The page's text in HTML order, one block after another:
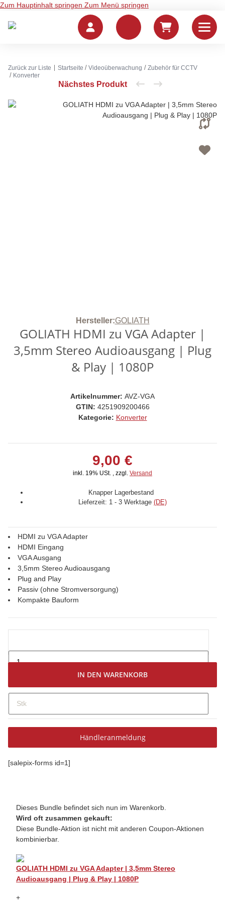
Zum Hauptinhalt springen Zum Menü springen
Zurück zur Liste Startseite Videoüberwachung
Zubehör für CCTV
Konverter
Hersteller:GOLIATH
GOLIATH HDMI zu VGA Adapter |
3,5mm Stereo Audioausgang | Plug
& Play | 1080P
Artikelnummer: AVZ-VGA
GTIN: 4251909200466
Kategorie: Konverter
9,00 €
inkl. 19% USt. , zzgl. Versand
Knapper Lagerbestand
Lieferzeit: 1 - 3 Werktage (DE)
HDMI zu VGA Adapter
HDMI Eingang
VGA Ausgang
3,5mm Stereo Audioausgang
Plug and Play
Passiv (ohne Stromversorgung)
Kompakte Bauform
Stk
IN DEN WARENKORB
Händleranmeldung
[salepix-forms id=1]
Dieses Bundle befindet sich nun im Warenkorb.
Wird oft zusammen gekauft:
Diese Bundle-Aktion ist nicht mit anderen Coupon-Aktionen
kombinierbar.
GOLIATH HDMI zu VGA Adapter | 3,5mm Stereo
Audioausgang | Plug & Play | 1080P
+